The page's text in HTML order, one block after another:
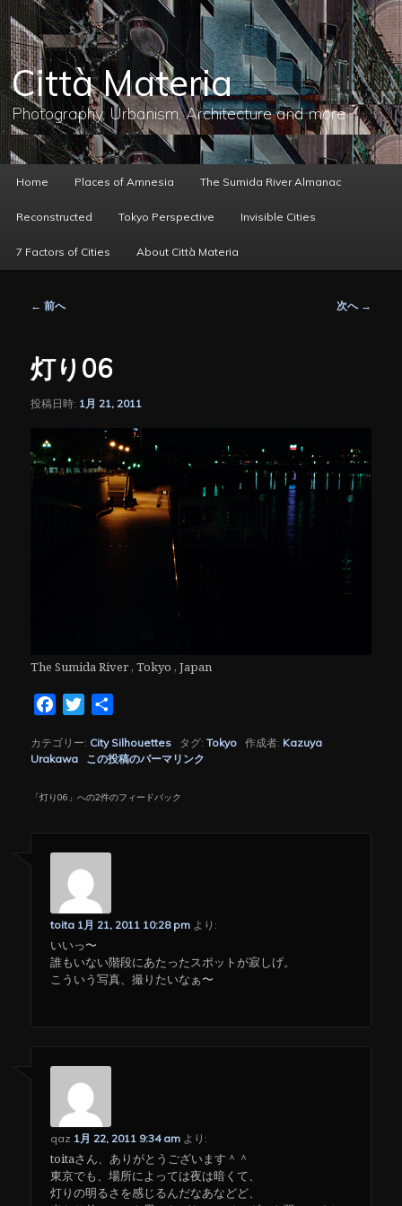
メ
イ
ン
コ
ン
テ
ン
へ
移
動
Città Materia
Photography, Urbanism, Architecture and more
ー
Home Places of Amnesia The Sumida River Almanac
Reconstructed Tokyo Perspective Invisible Cities
7 Factors of Cities About Città Materia
ビ
ゲ
シ
← 前へ 次へ →
灯り06
投稿日時: 1月 21, 2011
The Sumida River , Tokyo , Japan
FacebookTwitter
カテゴリー: City Silhouettes タグ:Tokyo 作成者: Kazuya
Urakawa
この投稿のパーマリンク
「灯り06 」への2件のフィードバック
toita 1月 21, 2011 10:28 pm より:
いいっ〜
誰もいない階段にあたったスポットが寂しげ。
こういう写真、撮りたいなぁ〜
qaz 1月 22, 2011 9:34 am より:
toitaさん、ありがとうございます＾＾
東京でも、場所によっては夜は暗くて、
灯りの明るさを感じるんだなあなどど、